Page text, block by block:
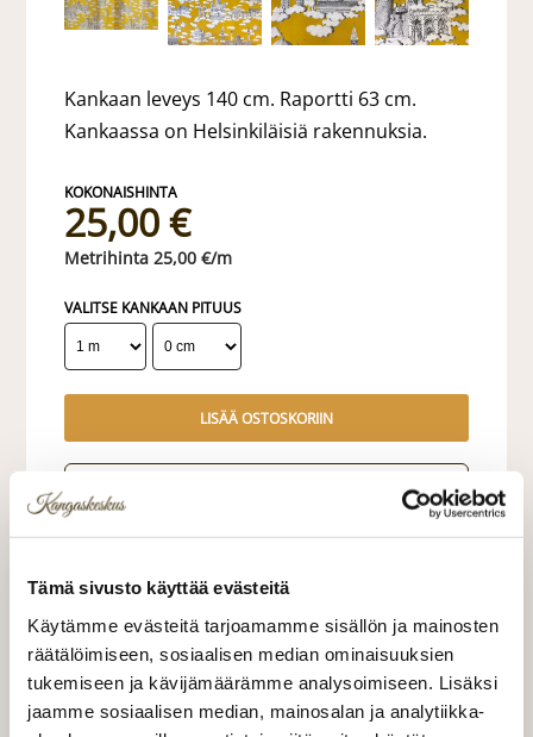
Tämä sivusto käyttää evästeitä
Käytämme evästeitä tarjoamamme sisällön ja mainosten
räätälöimiseen, sosiaalisen median ominaisuuksien
tukemiseen ja kävijämäärämme analysoimiseen. Lisäksi
jaamme sosiaalisen median, mainosalan ja analytiikka-
Kankaan leveys 140 cm. Raportti 63 cm.
Kankaassa on Helsinkiläisiä rakennuksia.
25,00 €
25,00 €/m
VALITSE KANKAAN PITUUS
LISÄÄ OSTOSKORIIN
Näytepalan hinta 1,50 €. Koko n. 10x10 cm.
Valitse mukaan ompelupalvelu
(sis. työn ja tarvikkeet)
VERHOJEN MÄÄRÄ:
Suoraverho leveys 150 cm + 22,00 €